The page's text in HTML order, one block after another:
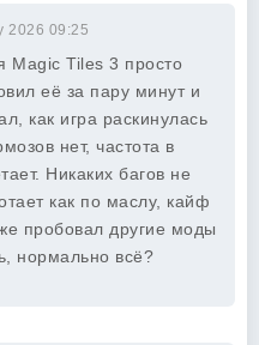
2026 09:25
Magic Tiles 3 просто
её за пару минут и
как игра раскинулась
нет, частота в
Никаких багов не
как по маслу, кайф
пробовал другие моды
нормально всё?